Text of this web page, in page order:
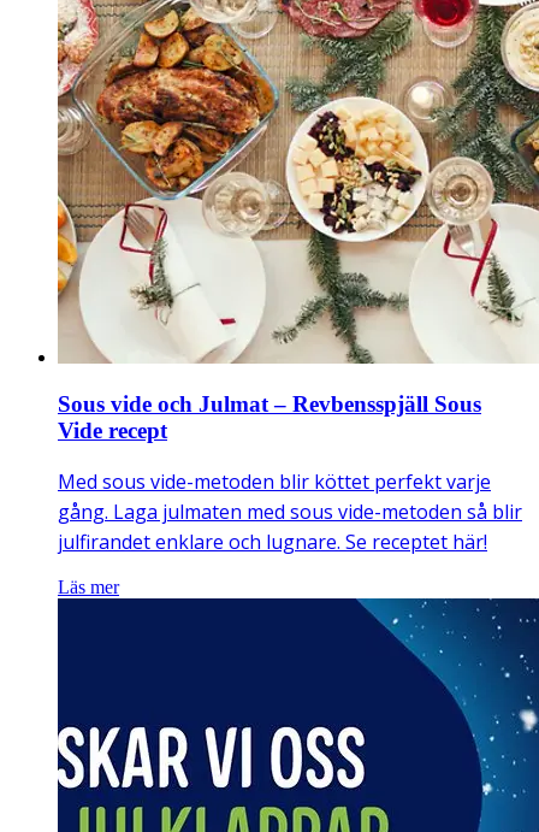
Sous vide och Julmat – Revbensspjäll Sous
Vide recept
Med sous vide-metoden blir köttet perfekt varje
gång. Laga julmaten med sous vide-metoden så blir
julfirandet enklare och lugnare. Se receptet här!
Läs mer